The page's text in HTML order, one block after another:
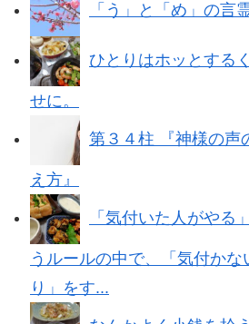
「う」と「め」の言霊
ひとりはホッとするく
せに。
第３４柱 『神様の声
え方』
「気付いた人がやる
うルールの中で、「気付かな
り」をす...